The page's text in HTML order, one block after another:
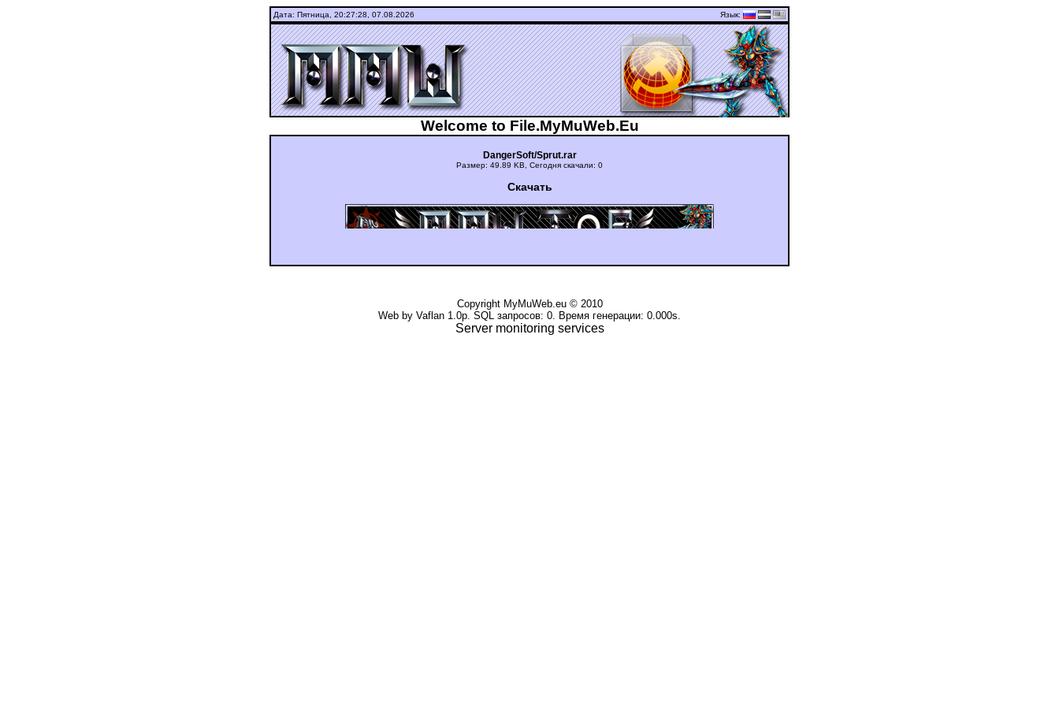
Дата: Пятница, 20:27:28, 07.08.2026 Язык:
Welcome to File.MyMuWeb.Eu
DangerSoft/Sprut.rar
Размер: 49.89 KB, Сегодня скачали: 0
Скачать
Copyright MyMuWeb.eu© 2010
Web by Vaflan 1.0p. SQL запросов: 0. Время генерации: 0.000s.
Server monitoring services